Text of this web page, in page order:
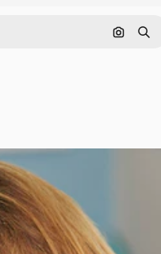
Поиск